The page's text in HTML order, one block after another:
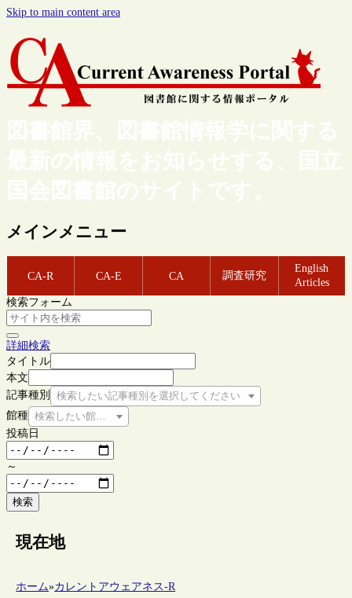
Skip to main content area
図書館界、図書館情報学に関する
最新の情報をお知らせする、国立
国会図書館のサイトです。
メインメニュー
CA-R CA-E CA 調査研究
English
Articles
検索フォーム
詳細検索
タイトル
本文
記事種別
検索したい記事種別を選択してください
館種 検索したい館種を選択してください
投稿日
～
検索
現在地
ホーム»カレントアウェアネス-R